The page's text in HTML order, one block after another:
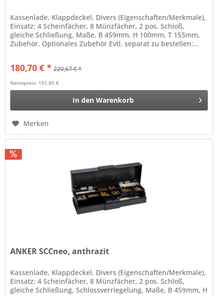
Kassenlade, Klappdeckel, Divers (Eigenschaften/Merkmale),
Einsatz: 4 Scheinfächer, 8 Münzfächer, 2 pos. Schloß,
gleiche Schließung, Maße, B 459mm, H 100mm, T 155mm,
Zubehör, Optionales Zubehör Evtl. separat zu bestellen:...
180,70 € * 220,67 € *
Nettopreis: 151,85 €
In den Warenkorb
Merken
ANKER SCCneo, anthrazit
Kassenlade, Klappdeckel, Divers (Eigenschaften/Merkmale),
Einsatz: 4 Scheinfächer, 8 Münzfächer, 2 pos. Schloß,
gleiche Schließung, Schlossverriegelung, Maße, B 459mm, H